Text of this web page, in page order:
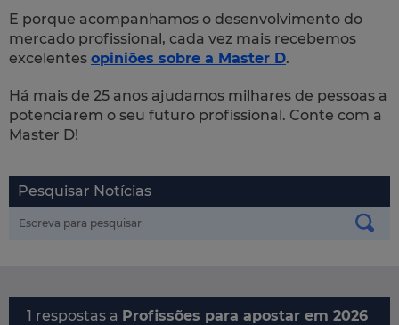
E porque acompanhamos o desenvolvimento do
mercado profissional, cada vez mais recebemos
excelentes opiniões sobre a Master D.
Há mais de 25 anos ajudamos milhares de pessoas a
potenciarem o seu futuro profissional. Conte com a
Master D!
Pesquisar Notícias
1 respostas a Profissões para apostar em 2026